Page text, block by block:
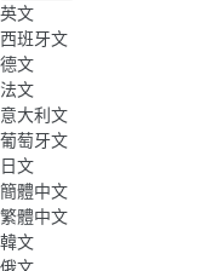
英文
西班牙文
德文
法文
意大利文
葡萄牙文
日文
簡體中文
繁體中文
韓文